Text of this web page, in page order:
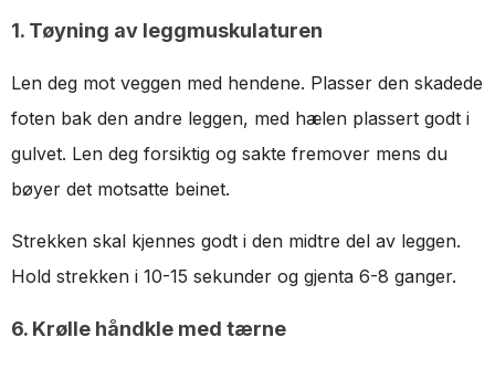
1. Tøyning av leggmuskulaturen
Len deg mot veggen med hendene. Plasser den skadede
foten bak den andre leggen, med hælen plassert godt i
gulvet. Len deg forsiktig og sakte fremover mens du
bøyer det motsatte beinet.
Strekken skal kjennes godt i den midtre del av leggen.
Hold strekken i 10-15 sekunder og gjenta 6-8 ganger.
6. Krølle håndkle med tærne